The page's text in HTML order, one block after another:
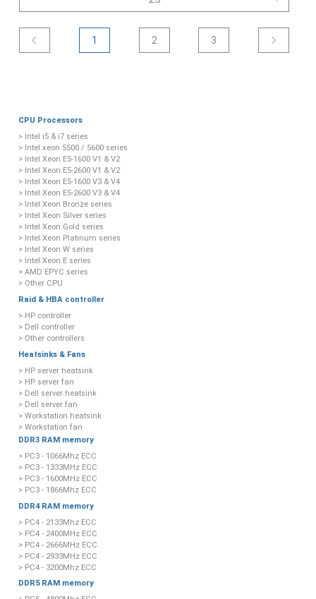
1 2 3
CPU Processors
> Intel i5 & i7 series
> Intel xeon 5500 / 5600 series
> Intel Xeon E5-1600 V1 & V2
> Intel Xeon E5-2600 V1 & V2
> Intel Xeon E5-1600 V3 & V4
> Intel Xeon E5-2600 V3 & V4
> Intel Xeon Bronze series
> Intel Xeon Silver series
> Intel Xeon Gold series
> Intel Xeon Platinum series
> Intel Xeon W series
> Intel Xeon E series
> AMD EPYC series
> Other CPU
Raid & HBA controller
> HP controller
> Dell controller
> Other controllers
Heatsinks & Fans
> HP server heatsink
> HP server fan
> Dell server heatsink
> Dell server fan
> Workstation heatsink
> Workstation fan
DDR3 RAM memory
> PC3 - 1066Mhz ECC
> PC3 - 1333MHz ECC
> PC3 - 1600MHz ECC
> PC3 - 1866Mhz ECC
DDR4 RAM memory
> PC4 - 2133Mhz ECC
> PC4 - 2400MHz ECC
> PC4 - 2666MHz ECC
> PC4 - 2933MHz ECC
> PC4 - 3200Mhz ECC
DDR5 RAM memory